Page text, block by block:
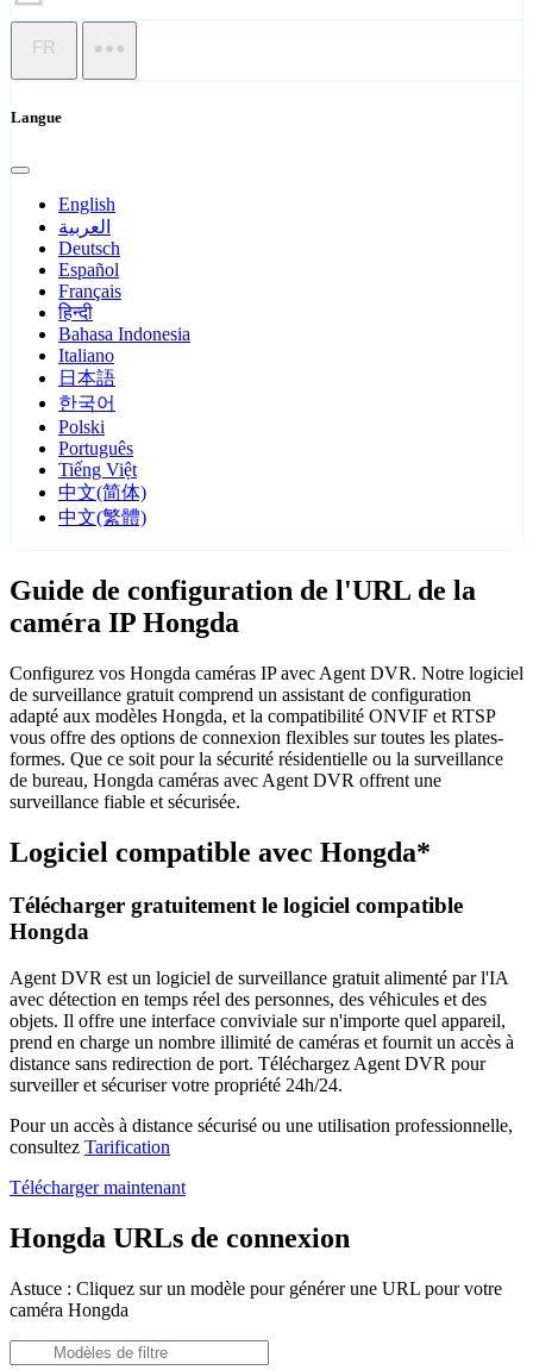
FR
Langue
English
العربية
Deutsch
Español
Français
हिन्दी
Bahasa Indonesia
Italiano
日本語
한국어
Polski
Português
Tiếng Việt
中文(简体)
中文(繁體)
Guide de configuration de l'URL de la
caméra IP Hongda
Configurez vos Hongda caméras IP avec Agent DVR. Notre logiciel
de surveillance gratuit comprend un assistant de configuration
adapté aux modèles Hongda, et la compatibilité ONVIF et RTSP
vous offre des options de connexion flexibles sur toutes les plates-
formes. Que ce soit pour la sécurité résidentielle ou la surveillance
de bureau, Hongda caméras avec Agent DVR offrent une
surveillance fiable et sécurisée.
Logiciel compatible avec Hongda*
Télécharger gratuitement le logiciel compatible
Hongda
Agent DVR est un logiciel de surveillance gratuit alimenté par l'IA
avec détection en temps réel des personnes, des véhicules et des
objets. Il offre une interface conviviale sur n'importe quel appareil,
prend en charge un nombre illimité de caméras et fournit un accès à
distance sans redirection de port. Téléchargez Agent DVR pour
surveiller et sécuriser votre propriété 24h/24.
Pour un accès à distance sécurisé ou une utilisation professionnelle,
consultez Tarification
Télécharger maintenant
Hongda URLs de connexion
Astuce : Cliquez sur un modèle pour générer une URL pour votre
caméra Hongda